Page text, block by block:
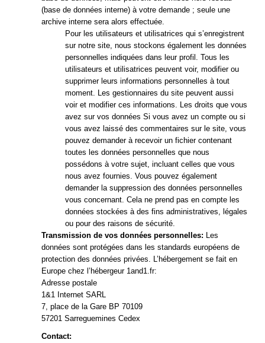
(base de données interne) à votre demande ; seule une
archive interne sera alors effectuée.
Pour les utilisateurs et utilisatrices qui s’enregistrent
sur notre site, nous stockons également les données
personnelles indiquées dans leur profil. Tous les
utilisateurs et utilisatrices peuvent voir, modifier ou
supprimer leurs informations personnelles à tout
moment. Les gestionnaires du site peuvent aussi
voir et modifier ces informations. Les droits que vous
avez sur vos données Si vous avez un compte ou si
vous avez laissé des commentaires sur le site, vous
pouvez demander à recevoir un fichier contenant
toutes les données personnelles que nous
possédons à votre sujet, incluant celles que vous
nous avez fournies. Vous pouvez également
demander la suppression des données personnelles
vous concernant. Cela ne prend pas en compte les
données stockées à des fins administratives, légales
ou pour des raisons de sécurité.
Transmission de vos données personnelles: Les
données sont protégées dans les standards européens de
protection des données privées. L’hébergement se fait en
Europe chez l’hébergeur 1and1.fr:
Adresse postale
1&1 Internet SARL
7, place de la Gare BP 70109
57201 Sarreguemines Cedex
Contact: